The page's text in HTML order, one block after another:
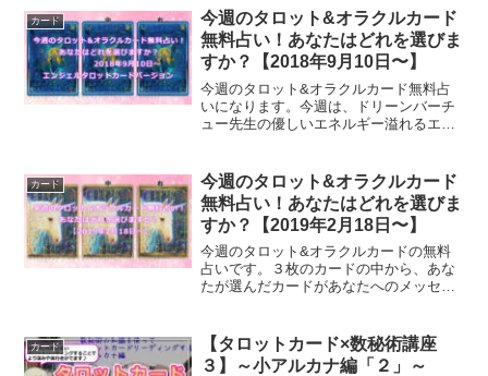
カード
今週のタロット&オラクルカード
無料占い！あなたはどれを選びま
すか？【2018年9月10日〜】
今週のタロット&オラクルカード無料占
いになります。今週は、ドリーンバーチ
ュー先生の優しいエネルギー溢れるエン
メッセージは？
カード
今週のタロット&オラクルカード
無料占い！あなたはどれを選びま
すか？【2019年2月18日〜】
今週のタロット&オラクルカードの無料
占いです。３枚のカードの中から、あな
たが選んだカードがあなたへのメッセー
カード
【タロットカード×数秘術講座
３】～小アルカナ編「２」～